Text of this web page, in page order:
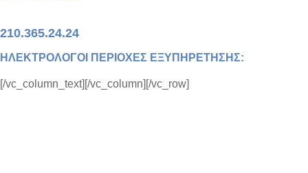
210.365.24.24
ΗΛΕΚΤΡΟΛΟΓΟΙ ΠΕΡΙΟΧΕΣ ΕΞΥΠΗΡΕΤΗΣΗΣ:
[/vc_column_text][/vc_column][/vc_row]